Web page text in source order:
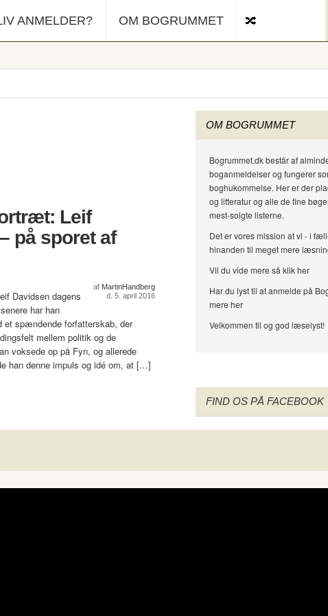
ANMELDER? OM BOGRUMMET
Leif
på sporet af
af MartinHandberg
d. 5. april 2016
Davidsen dagens
har han
et spændende forfatterskab, der
mellem politik og de
voksede op på Fyn, og allerede
han denne impuls og idé om, at […]
OM BOGRUMMET
Bogrummet.dk består af
boganmeldelser og fungerer
boghukommelse. Her er der
og litteratur og alle de fine
mest-solgte listerne.
Det er vores mission at vi - i
hinanden til meget mere
Vil du vide mere så klik her
Har du lyst til at anmelde på
mere her
Velkommen til og god læselyst!
FIND OS PÅ FACEBOOK